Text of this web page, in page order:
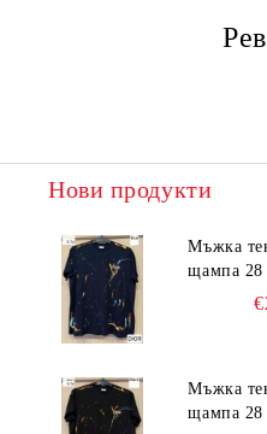
Нови продукти
Мъжка
щампа 28
Мъжка
щампа 28